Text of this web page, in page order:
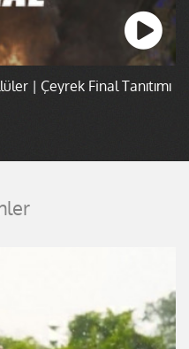
| Çeyrek Final Tanıtımı